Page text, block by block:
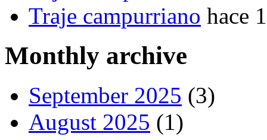
Traje campurriano hace
Monthly archive
September 2025 (3)
August 2025 (1)